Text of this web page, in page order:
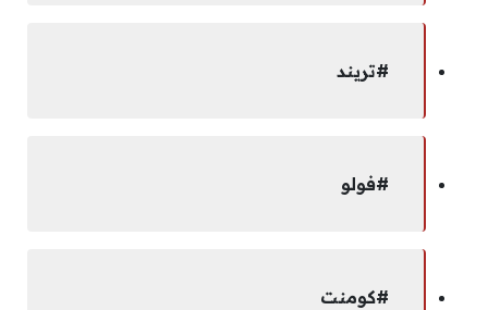
#تريند
#فولو
#كومنت